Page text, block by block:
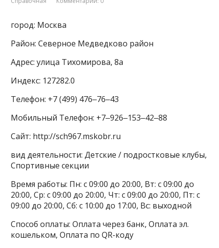
город: Москва
Район: Северное Медведково район
Адрес: улица Тихомирова, 8а
Индекс: 127282.0
Телефон: +7 (499) 476‒76‒43
Мобильный Телефон: +7‒926‒153‒42‒88
Сайт: http://sch967.mskobr.ru
вид деятельности: Детские / подростковые клубы,
Спортивные секции
Время работы: Пн: с 09:00 до 20:00, Вт: с 09:00 до
20:00, Ср: с 09:00 до 20:00, Чт: с 09:00 до 20:00, Пт: с
09:00 до 20:00, Сб: с 10:00 до 17:00, Вс: выходной
Способ оплаты: Оплата через банк, Оплата эл.
кошельком, Оплата по QR-коду